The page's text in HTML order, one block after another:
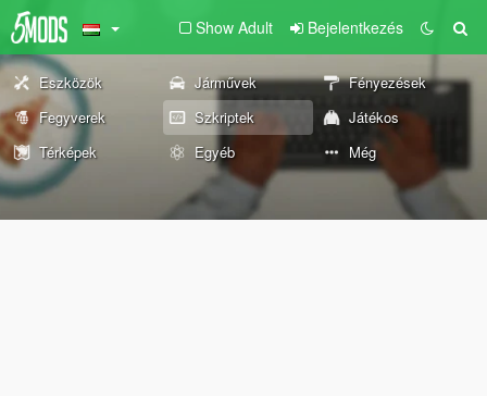
Show Adult Bejelentkezés
Eszközök Járművek
Fényezések
Fegyverek
Szkriptek
Játékos
Térképek
Egyéb Még